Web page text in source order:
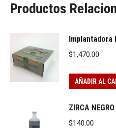
Productos
Implantadora
$1,470.00
AÑADIR AL
ZIRCA
$140.00